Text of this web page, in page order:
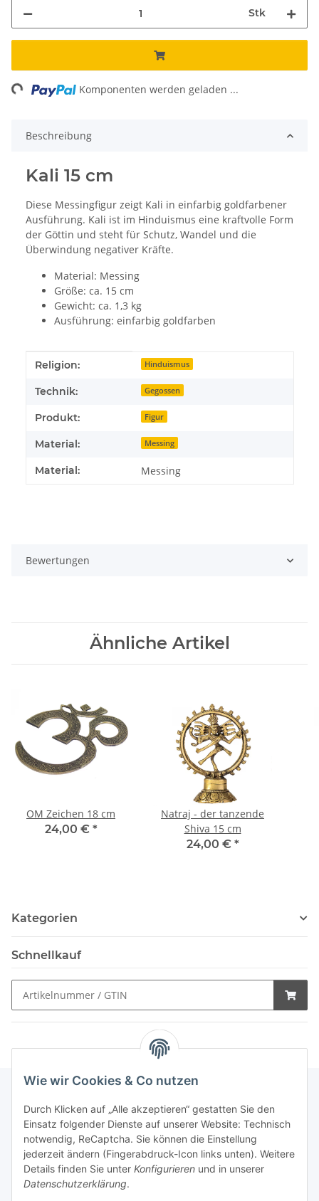
Wie wir Cookies & Co nutzen
Durch Klicken auf „Alle akzeptieren“ gestatten Sie den
Einsatz folgender Dienste auf unserer Website: Technisch
notwendig, ReCaptcha. Sie können die Einstellung
jederzeit ändern (Fingerabdruck-Icon links unten). Weitere
Details finden Sie unter Konfigurieren und in unserer
Datenschutzerklärung.
Stk
Komponenten werden geladen ...
Beschreibung
Kali 15 cm
Diese Messingfigur zeigt Kali in einfarbig goldfarbener
Ausführung. Kali ist im Hinduismus eine kraftvolle Form
der Göttin und steht für Schutz, Wandel und die
Überwindung negativer Kräfte.
Material: Messing
Größe: ca. 15 cm
Gewicht: ca. 1,3 kg
Ausführung: einfarbig goldfarben
Produkteigenschaft
Wert
Religion: Hinduismus
Technik: Gegossen
Produkt: Figur
Material: Messing
Material: Messing
Bewertungen
Ähnliche Artikel
OM Zeichen 18 cm
24,00 € *
Natraj - der tanzende
Shiva 15 cm
24,00 € *
Kategorien
Schnellkauf
Schnellkauf